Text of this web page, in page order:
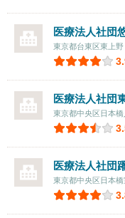
医療法人社団
東京都台東区東上野
医療法人社団
東京都中央区日本
医療法人社団
東京都中央区日本橋